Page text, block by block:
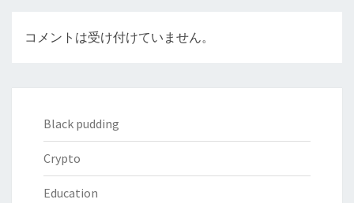
コメントは受け付けていません。
Black pudding
Crypto
Education